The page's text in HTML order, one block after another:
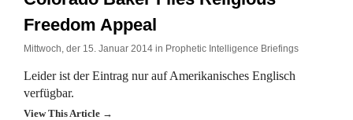
Freedom Appeal
Mittwoch, der 15. Januar 2014 in Prophetic Intelligence Briefings
Leider ist der Eintrag nur auf Amerikanisches Englisch
verfügbar.
View This Article →